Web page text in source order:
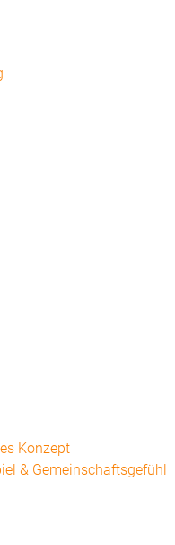
Konzept
& Gemeinschaftsgefühl